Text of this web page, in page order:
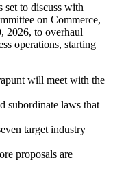
to discuss with
on Commerce,
2026, to overhaul
operations, starting
will meet with the
subordinate laws that
target industry
proposals are